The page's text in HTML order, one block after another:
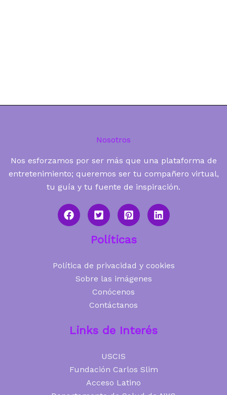
Nosotros
Nos esforzamos por ser más que una plataforma de
entretenimiento; queremos ser tu compañero virtual,
tu guía y tu fuente de inspiración.
Políticas
Política de privacidad y cookies
Sobre las imágenes
Conócenos
Contáctanos
Links de Interés
USCIS
Fundación Carlos Slim
Acceso Latino